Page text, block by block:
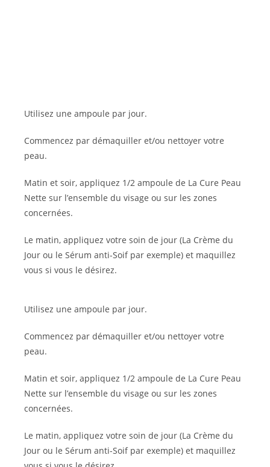
Utilisez une ampoule par jour.
Commencez par démaquiller et/ou nettoyer votre
peau.
Matin et soir, appliquez 1/2 ampoule de La Cure Peau
Nette sur l’ensemble du visage ou sur les zones
concernées.
Le matin, appliquez votre soin de jour (La Crème du
Jour ou le Sérum anti-Soif par exemple) et maquillez
vous si vous le désirez.
Utilisez une ampoule par jour.
Commencez par démaquiller et/ou nettoyer votre
peau.
Matin et soir, appliquez 1/2 ampoule de La Cure Peau
Nette sur l’ensemble du visage ou sur les zones
concernées.
Le matin, appliquez votre soin de jour (La Crème du
Jour ou le Sérum anti-Soif par exemple) et maquillez